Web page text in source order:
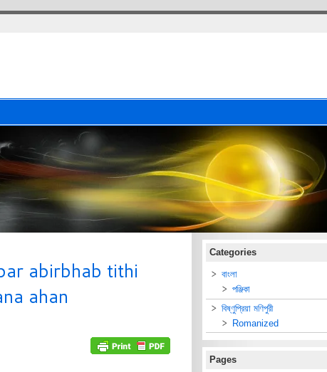
abirbhab tithi
ahan
Categories
বাংলা
পঞ্জিকা
বিষ্ণুপ্রিয়া মণিপুরী
Romanized
Pages